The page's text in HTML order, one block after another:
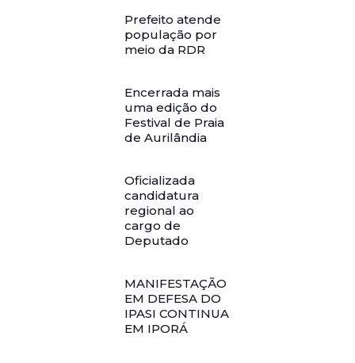
Prefeito atende
população por
meio da RDR
Encerrada mais
uma edição do
Festival de Praia
de Aurilândia
Oficializada
candidatura
regional ao
cargo de
Deputado
MANIFESTAÇÃO
EM DEFESA DO
IPASI CONTINUA
EM IPORÁ